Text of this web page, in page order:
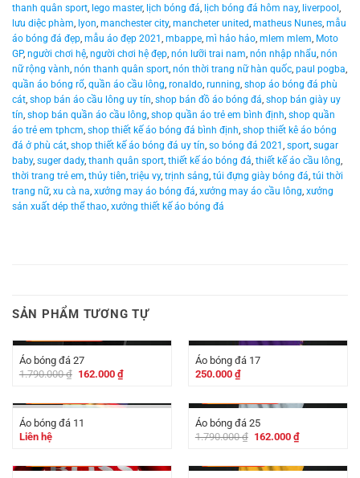
thanh quân sport, lego master, lịch bóng đá, lịch bóng đá hôm nay, liverpool ,
lưu diệc phàm, lyon, manchester city, mancheter united, matheus Nunes, mẫu
áo bóng đá đẹp, mẫu áo đẹp 2021 , mbappe, mì hảo hảo, mlem mlem, Moto
GP, người chơi hệ, người chơi hệ đẹp, nón lưỡi trai nam, nón nhập nhẩu, nón
nữ rộng vành, nón thanh quân sport, nón thời trang nữ hàn quốc, paul pogba,
quần áo bóng rổ, quần áo cầu lông, ronaldo, running, shop áo bóng đá phù
cát, shop bán áo cầu lông uy tín, shop bán đồ áo bóng đá, shop bán giày uy
tín, shop bán quần áo cầu lông, shop quần áo trẻ em bình định, shop quần
áo trẻ em tphcm, shop thiết kế áo bóng đá bình định, shop thiết kê áo bóng
đá ở phù cát, shop thiết kế áo bóng đá uy tín, so bóng đá 2021 , sport, sugar
baby, suger dady, thanh quân sport, thiết kế áo bóng đá, thiết kế áo cầu lông,
thời trang trẻ em, thủy tiên, triệu vy, trịnh sảng, túi đựng giày bóng đá, túi thời
trang nữ, xu cà na, xưởng may áo bóng đá, xưởng may áo cầu lông, xưởng
sản xuất dép thể thao, xưởng thiết kế áo bóng đá
SẢN PHẨM TƯƠNG TỰ
Áo bóng đá 27
1.790.000₫ Giá
1.790.000 ₫.
162.000 ₫Giá
hiện
là:
162.000 ₫.
Áo bóng đá 17
250.000 ₫
HẾT HÀNG
Áo bóng đá 11
Liên hệ
Áo bóng đá 25
1.790.000₫ Giá
1.790.000 ₫.
162.000 ₫Giá
hiện
là:
162.000 ₫.